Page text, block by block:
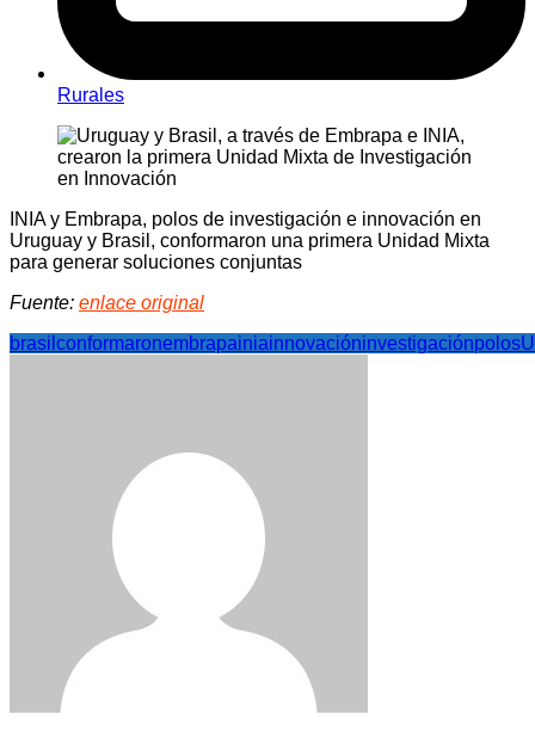
Rurales
INIA y Embrapa, polos de investigación e innovación en
Uruguay y Brasil, conformaron una primera Unidad Mixta
para generar soluciones conjuntas
Fuente: enlace original
brasil conformaronembrapainiainnovacióninvestigaciónpolos